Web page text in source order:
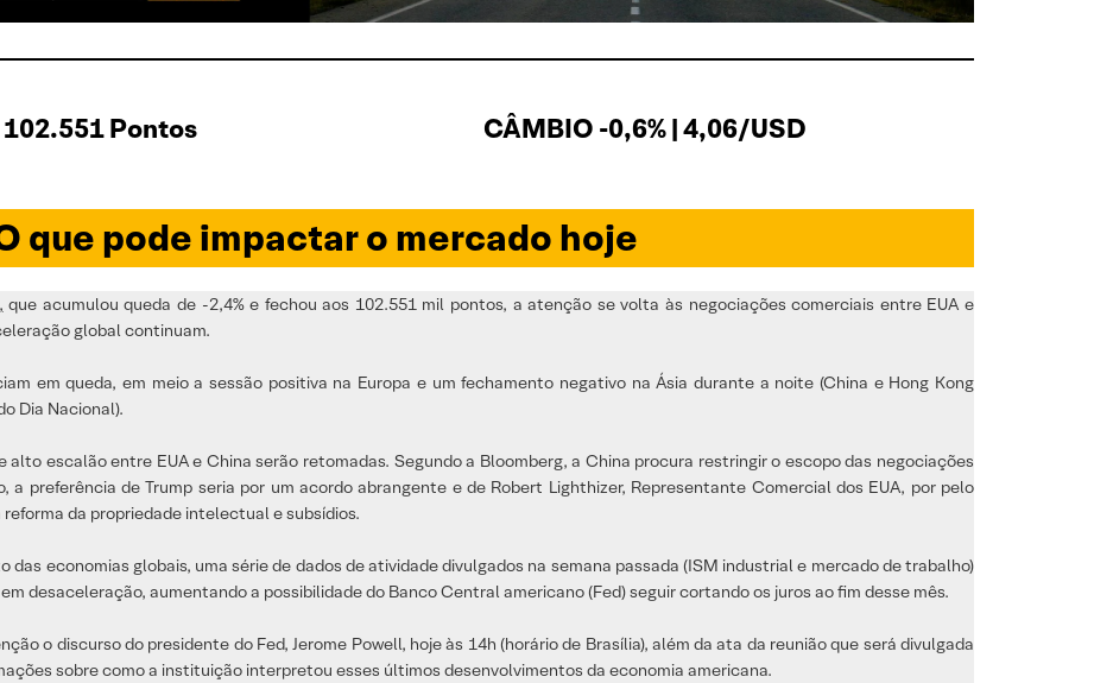
102.551 Pontos CÂMBIO -0,6% | 4,06/USD
que pode impactar o mercado hoje
que acumulou queda de -2,4% e fechou aos 102.551 mil pontos, a atenção se volta às negociações comerciais entre EUA e
global continuam.
em queda, em meio a sessão positiva na Europa e um fechamento negativo na Ásia durante a noite (China e Hong Kong
Dia Nacional).
alto escalão entre EUA e China serão retomadas. Segundo a Bloomberg, a China procura restringir o escopo das negociações
preferência de Trump seria por um acordo abrangente e de Robert Lighthizer, Representante Comercial dos EUA, por pelo
da propriedade intelectual e subsídios.
economias globais, uma série de dados de atividade divulgados na semana passada (ISM industrial e mercado de trabalho)
desaceleração, aumentando a possibilidade do Banco Central americano (Fed) seguir cortando os juros ao fim desse mês.
o discurso do presidente do Fed, Jerome Powell, hoje às 14h (horário de Brasília), além da ata da reunião que será divulgada
sobre como a instituição interpretou esses últimos desenvolvimentos da economia americana.